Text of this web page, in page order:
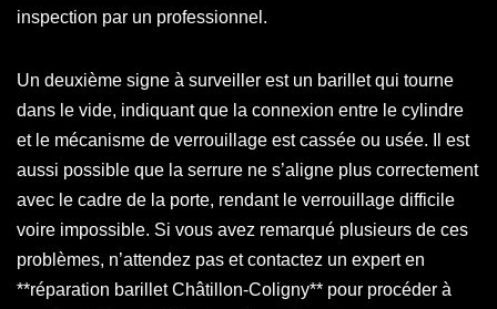
inspection par un professionnel.
Un deuxième signe à surveiller est un barillet qui tourne
dans le vide, indiquant que la connexion entre le cylindre
et le mécanisme de verrouillage est cassée ou usée. Il est
aussi possible que la serrure ne s’aligne plus correctement
avec le cadre de la porte, rendant le verrouillage difficile
voire impossible. Si vous avez remarqué plusieurs de ces
problèmes, n’attendez pas et contactez un expert en
**réparation barillet Châtillon-Coligny** pour procéder à